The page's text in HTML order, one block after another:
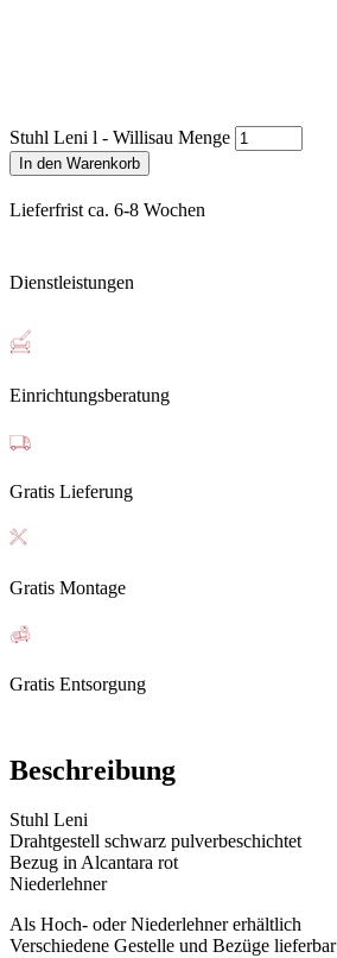
Stuhl Leni l - Willisau Menge
In den Warenkorb
Lieferfrist ca. 6-8 Wochen
Dienstleistungen
Einrichtungsberatung
Gratis Lieferung
Gratis Montage
Gratis Entsorgung
Beschreibung
Stuhl Leni
Drahtgestell schwarz pulverbeschichtet
Bezug in Alcantara rot
Niederlehner
Als Hoch- oder Niederlehner erhältlich
Verschiedene Gestelle und Bezüge lieferbar